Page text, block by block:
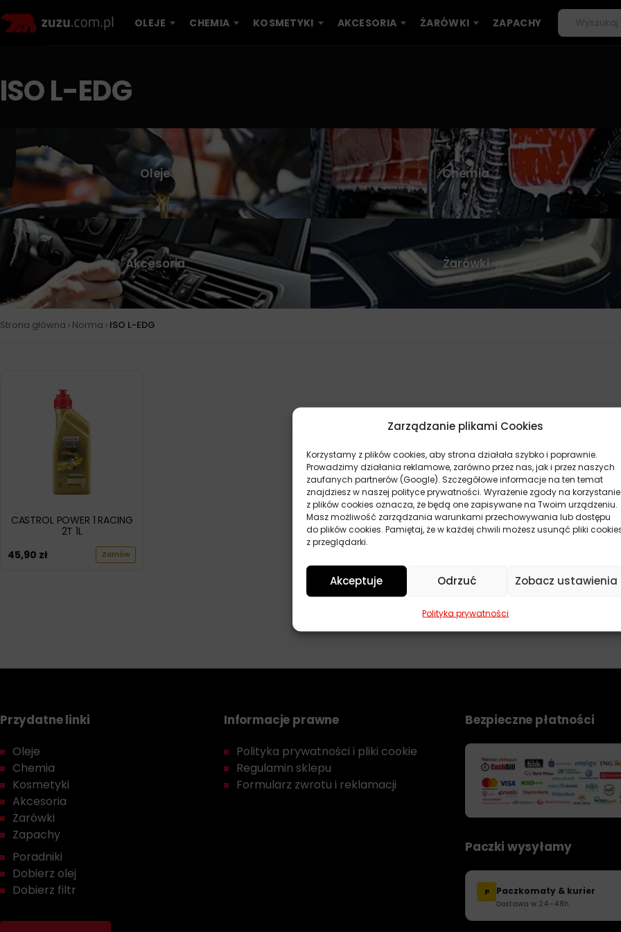
Zarządzanie plikami Cookies
Korzystamy z plików cookies, aby strona działała szybko i poprawnie.
Prowadzimy działania reklamowe, zarówno przez nas, jak i przez naszych
zaufanych partnerów (Google). Szczegółowe informacje na ten temat
znajdziesz w naszej polityce prywatności. Wyrażenie zgody na korzystanie
z plików cookies oznacza, że będą one zapisywane na Twoim urządzeniu.
Masz możliwość zarządzania warunkami przechowywania lub dostępu
do plików cookies. Pamiętaj, że w każdej chwili możesz usunąć pliki
z przeglądarki.
Akceptuje Odrzuć Zobacz ustawienia
Polityka prywatności
OLEJE CHEMIA KOSMETYKI AKCESORIA ŻARÓWKI ZAPACHY
ISO L-EDG
Oleje Chemia
Akcesoria Żarówki
Strona główna › Norma › ISO L-EDG
CASTROL POWER 1 RACING
2T 1L
45,90 zł Zamów
POKAŻ WIĘCEJ PRODUKTÓW
Przydatne linki
Oleje
Chemia
Kosmetyki
Akcesoria
Żarówki
Zapachy
Poradniki
Dobierz olej
Dobierz filtr
Informacje prawne
Polityka prywatności i pliki cookie
Regulamin sklepu
Formularz zwrotu i reklamacji
Bezpieczne płatności
Paczki wysyłamy
P Paczkomaty & kurier
Dostawa w 24–48h